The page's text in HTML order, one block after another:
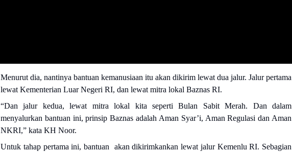
Menurut dia, nantinya bantuan kemanusiaan itu akan dikirim lewat dua jalur. Jalur pertama
lewat Kementerian Luar Negeri RI, dan lewat mitra lokal Baznas RI.
“Dan jalur kedua, lewat mitra lokal kita seperti Bulan Sabit Merah. Dan dalam
menyalurkan bantuan ini, prinsip Baznas adalah Aman Syar’i, Aman Regulasi dan Aman
NKRI,” kata KH Noor.
Untuk tahap pertama ini, bantuan akan dikirimkankan lewat jalur Kemenlu RI. Sebagian